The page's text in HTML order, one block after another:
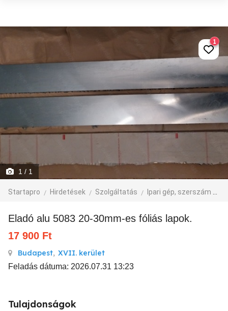
1 / 1
Startapro Hirdetések Szolgáltatás Ipari gép, szerszám
1
Eladó alu 5083 20-30mm-es fóliás lapok.
17 900 Ft
Budapest, XVII. kerület
Feladás dátuma: 2026.07.31 13:23
Tulajdonságok